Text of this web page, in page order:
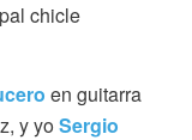
chicle
en guitarra
y yoSergio